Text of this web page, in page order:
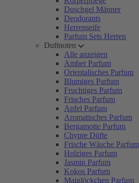
Duschgel Männer
Deodorants
Herrenseife
Parfum Sets Herren
Duftnoten
Alle anzeigen
Amber Parfum
Orientalisches Parfum
Blumiges Parfum
Fruchtiges Parfum
Frisches Parfum
Apfel Parfum
Aromatisches Parfum
Bergamotte Parfum
Chypre Düfte
Frische Wäsche Parfum
Holziges Parfum
Jasmin Parfum
Kokos Parfum
Maiglöckchen Parfum